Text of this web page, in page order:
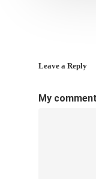
Leave a Reply
My